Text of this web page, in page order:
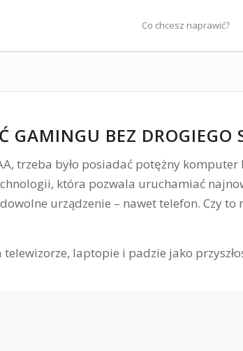
Co chcesz naprawić?
GAMINGU BEZ DROGIEGO
trzeba było posiadać potężny
która pozwala uruchamiać
urządzenie – nawet telefon. Czy